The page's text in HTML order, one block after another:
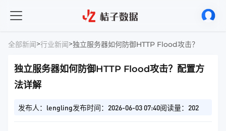
全部新闻>行业新闻>独立服务器如何防御HTTP Flood攻击？配置方
独立服务器如何防御HTTP Flood攻击？配置方
法详解
发布人：lengling发布时间：2026-06-03 07:40阅读量：202